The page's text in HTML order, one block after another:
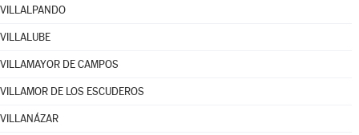
VILLALPANDO
VILLALUBE
VILLAMAYOR DE CAMPOS
VILLAMOR DE LOS ESCUDEROS
VILLANÁZAR